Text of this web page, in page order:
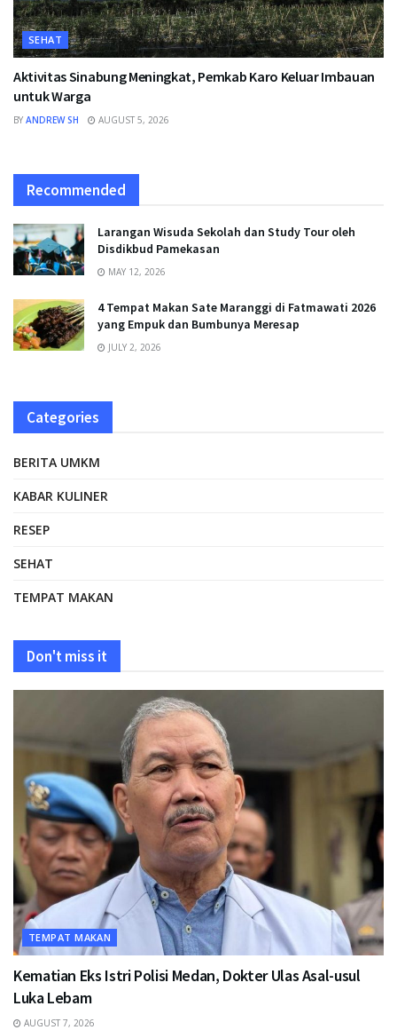
SEHAT
Aktivitas Sinabung Meningkat, Pemkab Karo Keluar Imbauan
untuk Warga
BY ANDREW SH AUGUST 5, 2026
Recommended
Larangan Wisuda Sekolah dan Study Tour oleh
Disdikbud Pamekasan
MAY 12, 2026
4 Tempat Makan Sate Maranggi di Fatmawati 2026
yang Empuk dan Bumbunya Meresap
JULY 2, 2026
Categories
BERITA UMKM
KABAR KULINER
RESEP
SEHAT
TEMPAT MAKAN
Don't miss it
TEMPAT MAKAN
Kematian Eks Istri Polisi Medan, Dokter Ulas Asal-usul
Luka Lebam
AUGUST 7, 2026